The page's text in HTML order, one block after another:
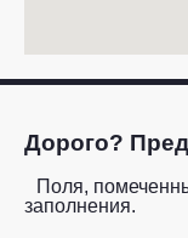
Дорого?
Поля,
заполнения.